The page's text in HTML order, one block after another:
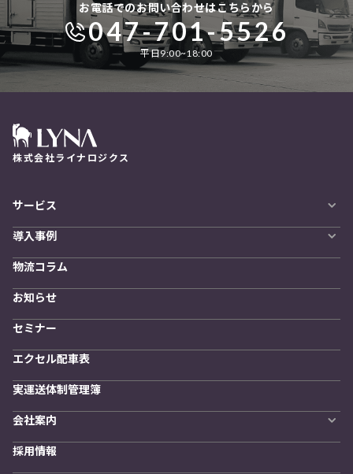
お電話でのお問い合わせはこちらから
047-701-5526
平日9:00~18:00
株式会社ライナロジクス
サービス
LYNA DXプラットフォーム
発着管理オプション
訪問計画
物流拠点最適化
開発者向けサービス
導入事例
導入をご検討の方へ
物流コラム
お知らせ
セミナー
エクセル配車表
実運送体制管理簿
会社案内
私たちの想い
採用情報